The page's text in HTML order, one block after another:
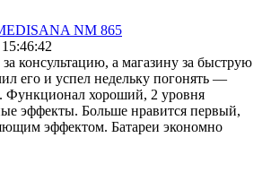
NM 865
консультацию, а магазину за быструю
его и успел недельку погонять —
Функционал хороший, 2 уровня
эффекты. Больше нравится первый,
эффектом. Батареи экономно